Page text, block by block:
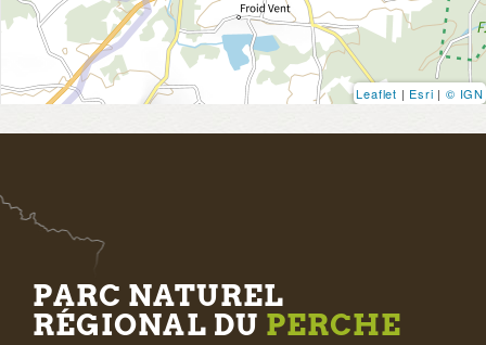
Leaflet | Esri | © IGN
PARC NATUREL
RÉGIONAL DU PERCHE